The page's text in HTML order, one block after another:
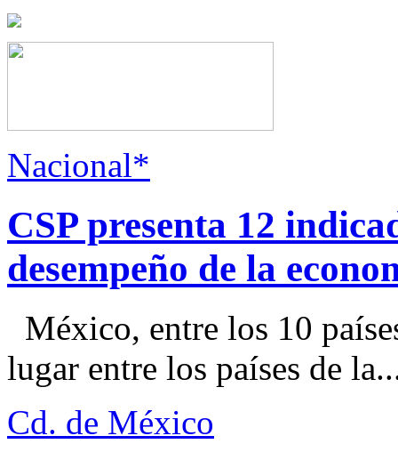
Nacional*
CSP presenta 12
desempeño de la
México, entre los 10
lugar entre los países de
Cd. de México